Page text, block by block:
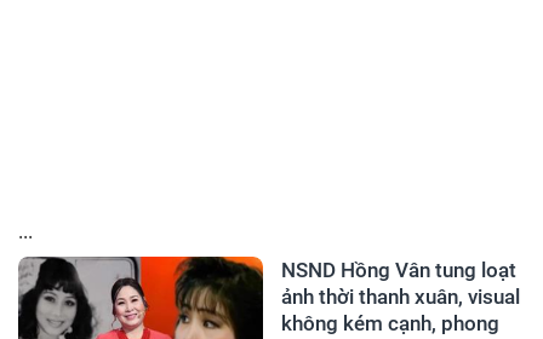
...
NSND Hồng Vân tung loạt
ảnh thời thanh xuân, visual
không kém cạnh, phong